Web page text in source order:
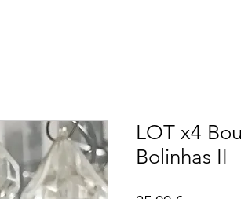
LOT x4
Bolinhas II